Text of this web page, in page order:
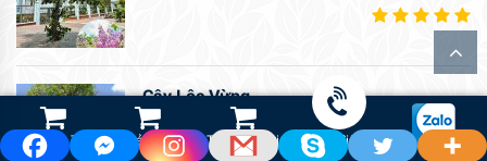
Cây Lộc Vừng
1.800.000₫
Shop Hoa Tươi Led Cảnh Quan Thiết Bị Tưới Gọi điện